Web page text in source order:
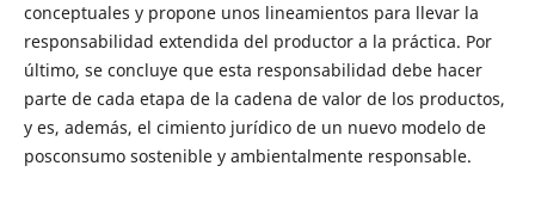
conceptuales y propone unos lineamientos para llevar la
responsabilidad extendida del productor a la práctica. Por
último, se concluye que esta responsabilidad debe hacer
parte de cada etapa de la cadena de valor de los productos,
y es, además, el cimiento jurídico de un nuevo modelo de
posconsumo sostenible y ambientalmente responsable.